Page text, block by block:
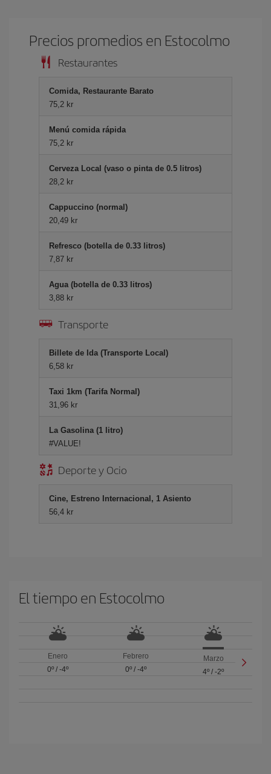
Precios promedios en Estocolmo
Restaurantes
Comida, Restaurante Barato
75,2 kr
Menú comida rápida
75,2 kr
Cerveza Local (vaso o pinta de 0.5 litros)
28,2 kr
Cappuccino (normal)
20,49 kr
Refresco (botella de 0.33 litros)
7,87 kr
Agua (botella de 0.33 litros)
3,88 kr
Transporte
Billete de Ida (Transporte Local)
6,58 kr
Taxi 1km (Tarifa Normal)
31,96 kr
La Gasolina (1 litro)
#VALUE!
Deporte y Ocio
Cine, Estreno Internacional, 1 Asiento
56,4 kr
El tiempo en Estocolmo
Enero
0º/ -4º
Febrero
0º/ -4º
Marzo
4º /-2º